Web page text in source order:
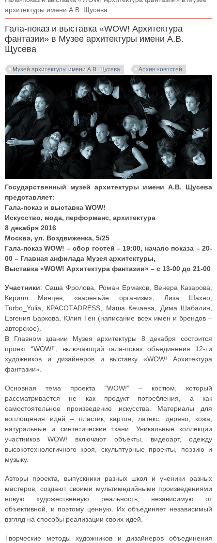
архитектуры имени А.В. Щусева
Гала-показ и выставка «WOW! Архитектура
фантазии» в Музее архитектуры имени А.В.
Щусева
Музей архитектуры имени А.В. Щусева Архив новостей
Государственный музей архитектуры имени А.В. Щусева
представляет:
Гала-показ и выставка WOW!
Искусство, мода, перформанс, архитектура
8 декабря 2016
Москва, ул. Воздвиженка, 5/25
Гала-показ WOW! – cбор гостей – 19:00, начало показа – 20-
00 – Главная анфилада Музея архитектуры,
Выставка «WOW! Архитектура фантазии» – с 13-00 до 21-00
Участники: Саша Фролова, Роман Ермаков, Венера Казарова,
Кирилл Минцев, «варенъйе организм», Лиза Шахно,
Turbo_Yulia, КРАСОТАDRESS, Маша Кечаева, Дима Шабалин,
Евгения Баркова, Юлия Тен (написание всех имен и брендов –
авторское).
В Главном здании Музея архитектуры 8 декабря состоится
проект “WOW!”, включающий гала-показ объединения 12-ти
художников и дизайнеров и выставку «WOW! Архитектура
фантазии».
Основная тема проекта “WOW!” – костюм, который
рассматривается не как продукт потребления, а как
самостоятельное произведение искусства. Материалы для
воплощения идей – пластик, картон, латекс, дерево, кожа,
натуральные и синтетические ткани. Уникальные коллекции
участников WOW! включают объекты, видеоарт, одежду
высокотехнологичного кроя, скульптурные проекты, поэзию и
музыку.
Авторы проекта, выпускники разных школ и ученики разных
мастеров, создают своими мультимедийными произведениями
новую художественную реальность, независимую от
объективной, и поэтому ценную. Их объединяет независимый
взгляд на способы реализации своих идей.
Творческие методы художников и дизайнеров объединения